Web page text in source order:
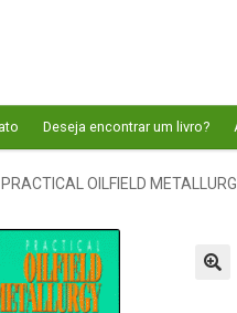
Deseja encontrar um livro?
PRACTICAL OILFIELD